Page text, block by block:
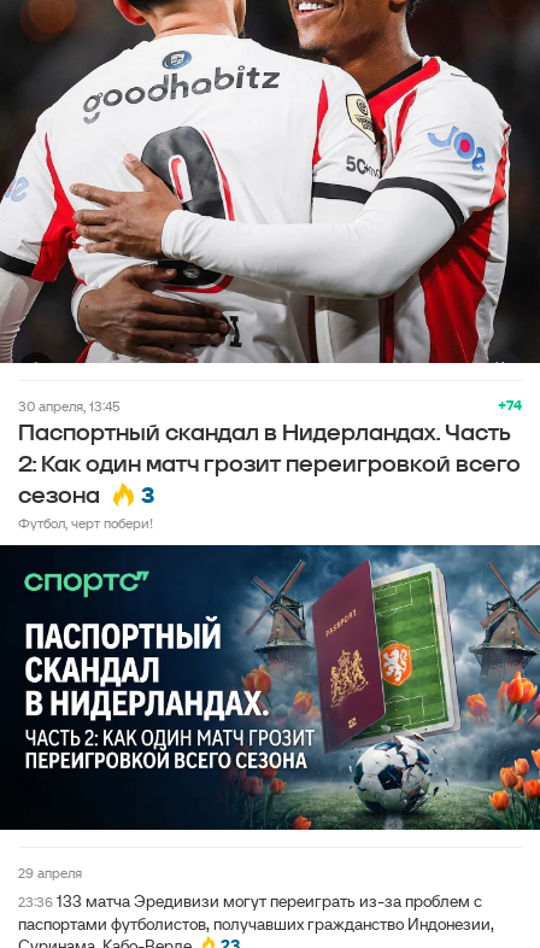
+74
30 апреля, 13:45
Паспортный скандал в Нидерландах. Часть
2: Как один матч грозит переигровкой всего
сезона
3
Футбол, черт побери!
29 апреля
23:36 133 матча Эредивизи могут переиграть из-за проблем с
паспортами футболистов, получавших гражданство Индонезии,